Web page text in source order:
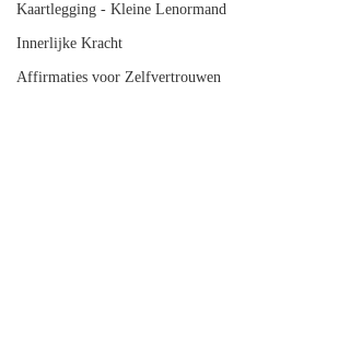
Kaartlegging - Kleine Lenormand
Innerlijke Kracht
Affirmaties voor Zelfvertrouwen